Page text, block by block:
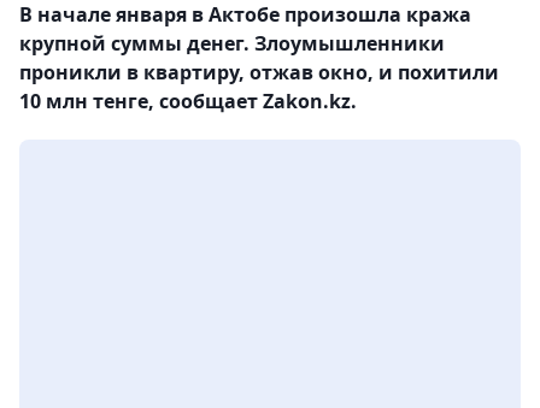
В начале января в Актобе произошла кража
крупной суммы денег. Злоумышленники
проникли в квартиру, отжав окно, и похитили
10 млн тенге, сообщает Zakon.kz.